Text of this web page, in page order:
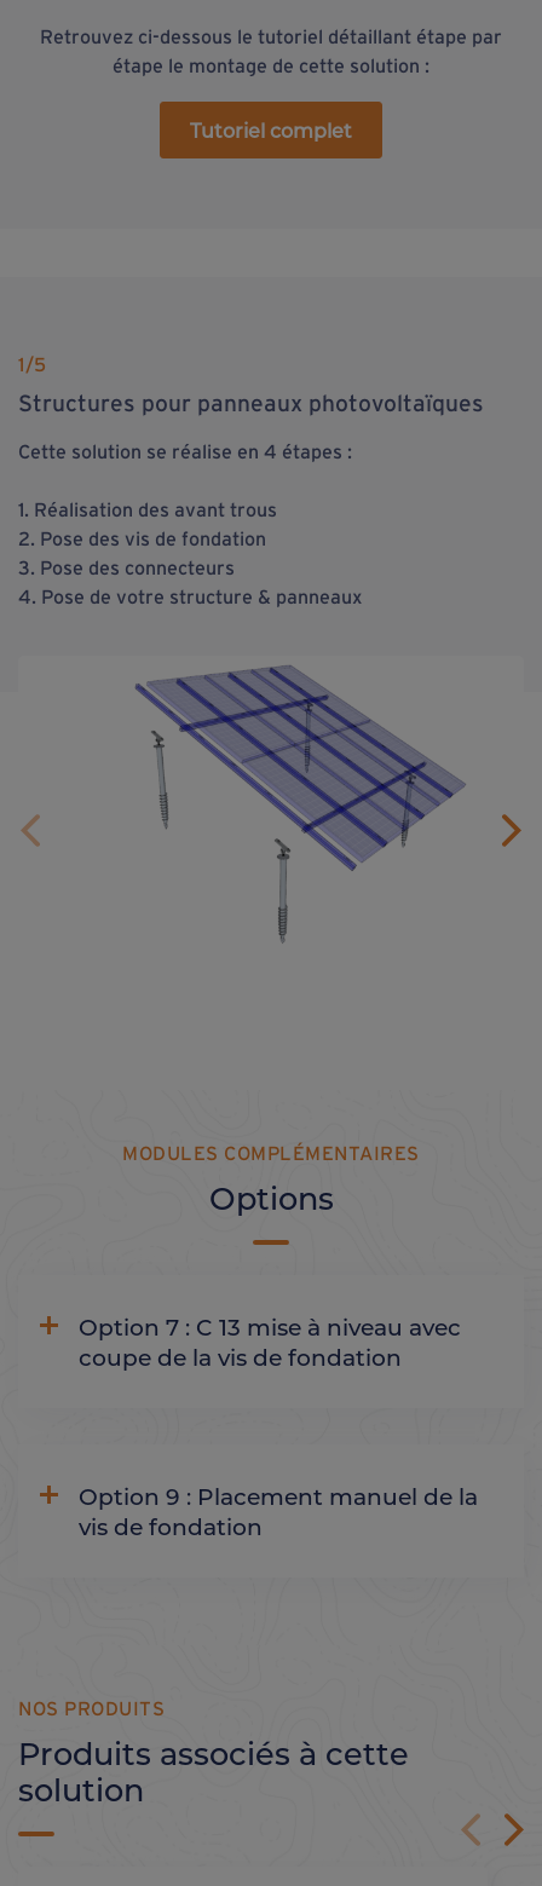
Retrouvez ci-dessous le tutoriel détaillant étape par
étape le montage de cette solution :
Tutoriel complet
1/5
Structures pour panneaux photovoltaïques
Cette solution se réalise en 4 étapes :
1. Réalisation des avant trous
2. Pose des vis de fondation
3. Pose des connecteurs
4. Pose de votre structure & panneaux
MODULES COMPLÉMENTAIRES
Options
Option 7 : C 13 mise à niveau avec
coupe de la vis de fondation
Option 9 : Placement manuel de la
vis de fondation
NOS PRODUITS
Produits associés à cette
solution